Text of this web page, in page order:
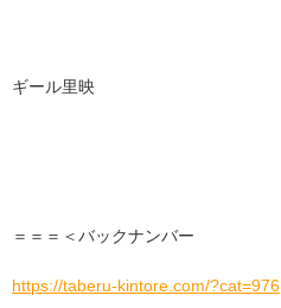
ギール里映
＝＝＝＜バックナンバー
https://taberu-kintore.com/?cat=976